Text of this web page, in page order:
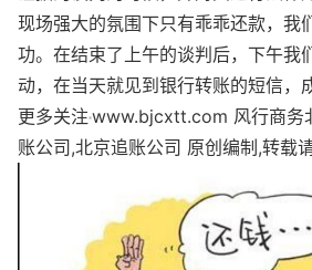
现场强大的氛围下只有乖乖还款，我
功。在结束了上午的谈判后，下午我
动，在当天就见到银行转账的短信，
更多关注 www.bjcxtt.com 风行商务
账公司,北京追账公司 原创编制,转载